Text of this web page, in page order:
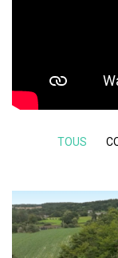
TOUS